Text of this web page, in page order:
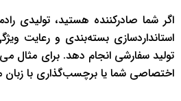
اگر شما صادرکننده هستید، تولیدی
استانداردسازی بسته‌بندی و رعایت
تولید سفارشی انجام دهد. برای مثال
اختصاصی شما یا برچسب‌گذاری با زبان